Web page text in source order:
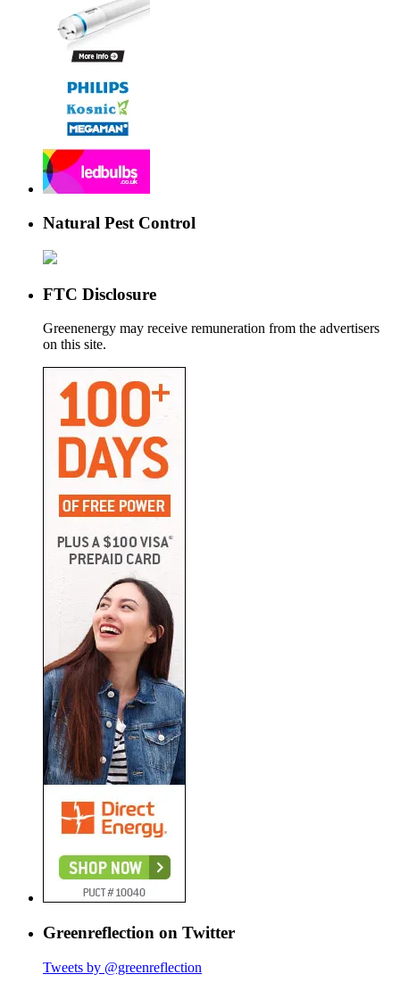
Natural Pest Control
FTC Disclosure
Greenenergy may receive remuneration from the advertisers
on this site.
Greenreflection on Twitter
Tweets by @greenreflection